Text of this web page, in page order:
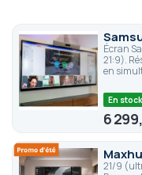
Écran
21:9).
en
En stock
6
21/9